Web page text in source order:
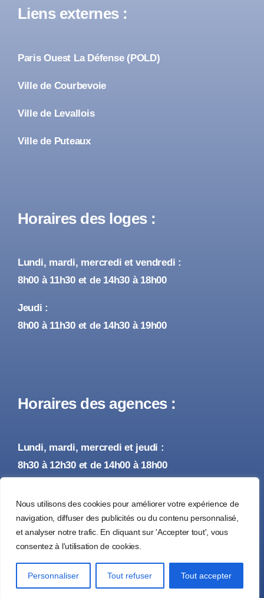
Nous utilisons des cookies pour améliorer votre expérience de
navigation, diffuser des publicités ou du contenu personnalisé,
et analyser notre trafic. En cliquant sur 'Accepter tout', vous
consentez à l'utilisation de cookies.
Personnaliser Tout refuser Tout accepter
Liens externes :
Paris Ouest La Défense (POLD)
Ville de Courbevoie
Ville de Levallois
Ville de Puteaux
Horaires des loges :
Lundi, mardi, mercredi et vendredi :
8h00 à 11h30 et de 14h30 à 18h00
Jeudi :
8h00 à 11h30 et de 14h30 à 19h00
Horaires des agences :
Lundi, mardi, mercredi et jeudi :
8h30 à 12h30 et de 14h00 à 18h00
8h30 à 12h30 et de 14h00 à 17h00
© 2026 • Tous droits réservés •Mentions Légales